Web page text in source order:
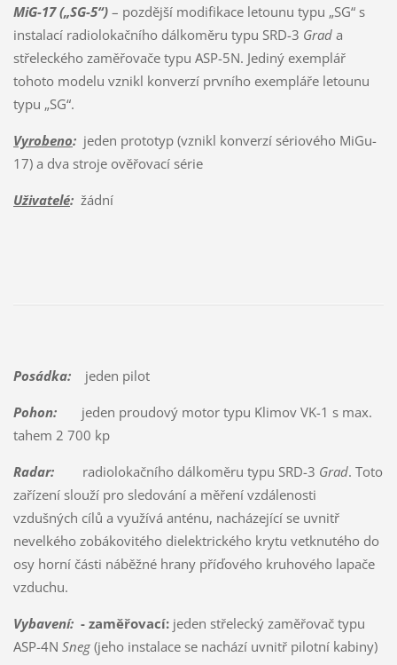
MiG-17 („SG-5“)– pozdější modifikace letounu typu „SG“ s
instalací radiolokačního dálkoměru typu SRD-3 Grada
střeleckého zaměřovače typu ASP-5N. Jediný exemplář
tohoto modelu vznikl konverzí prvního exempláře letounu
typu „SG“.
Vyrobeno:jeden prototyp (vznikl konverzí sériového MiGu-
17) a dva stroje ověřovací série
Uživatelé:žádní
Posádka:jeden pilot
Pohon:jeden proudový motor typu Klimov VK-1 s max.
tahem 2 700 kp
Radar:radiolokačního dálkoměru typu SRD-3 Grad. Toto
zařízení slouží pro sledování a měření vzdálenosti
vzdušných cílů a využívá anténu, nacházející se uvnitř
nevelkého zobákovitého dielektrického krytu vetknutého do
osy horní části náběžné hrany příďového kruhového lapače
vzduchu.
Vybavení: - zaměřovací: jeden střelecký zaměřovač typu
ASP-4N Sneg(jeho instalace se nachází uvnitř pilotní kabiny)